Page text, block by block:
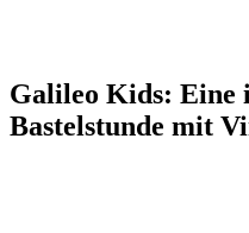
Galileo Kids: Eine
Bastelstunde mit